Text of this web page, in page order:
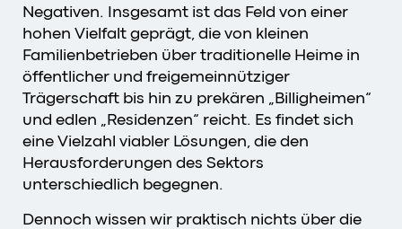
Negativen. Insgesamt ist das Feld von einer
hohen Vielfalt geprägt, die von kleinen
Familienbetrieben über traditionelle Heime in
öffentlicher und freigemeinnütziger
Trägerschaft bis hin zu prekären „Billigheimen“
und edlen „Residenzen“ reicht. Es findet sich
eine Vielzahl viabler Lösungen, die den
Herausforderungen des Sektors
unterschiedlich begegnen.
Dennoch wissen wir praktisch nichts über die